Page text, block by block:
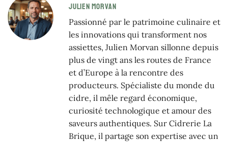
JULIEN MORVAN
Passionné par le patrimoine culinaire et
les innovations qui transforment nos
assiettes, Julien Morvan sillonne depuis
plus de vingt ans les routes de France
et d’Europe à la rencontre des
producteurs. Spécialiste du monde du
cidre, il mêle regard économique,
curiosité technologique et amour des
saveurs authentiques. Sur Cidrerie La
Brique, il partage son expertise avec un